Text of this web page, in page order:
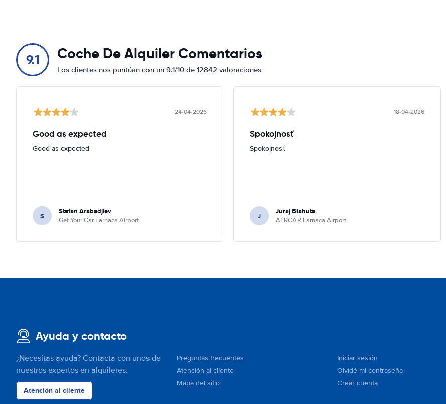
9.1 Coche De Alquiler Comentarios
Los clientes nos puntúan con un 9.1/10 de 12842 valoraciones
24-04-2026
Good as expected
Good as expected
S Stefan Arabadjiev
Get Your Car Larnaca Airport
18-04-2026
Spokojnosť
Spokojnosť
J Juraj Blahuta
AERCAR Larnaca Airport
Ayuda y contacto
¿Necesitas ayuda? Contacta con unos de
nuestros expertos en alquileres.
Atención al cliente
Preguntas frecuentes
Atención al cliente
Mapa del sitio
Iniciar sesión
Olvidé mi contraseña
Crear cuenta